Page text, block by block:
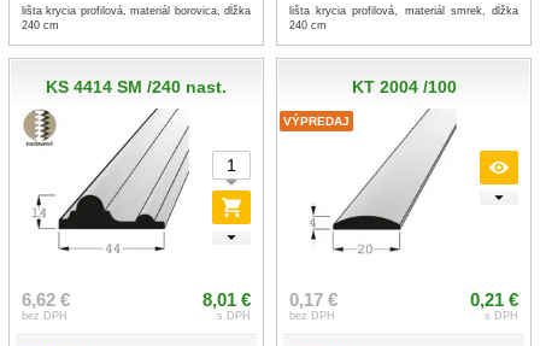
lišta krycia profilová, materiál borovica, dĺžka
240 cm
lišta krycia profilová, materiál smrek, dĺžka
240 cm
KS 4414 SM /240 nast.
6,62 €
bez DPH
8,01 €
s DPH
KT 2004 /100
VÝPREDAJ
0,17 €
bez DPH
0,21 €
s DPH